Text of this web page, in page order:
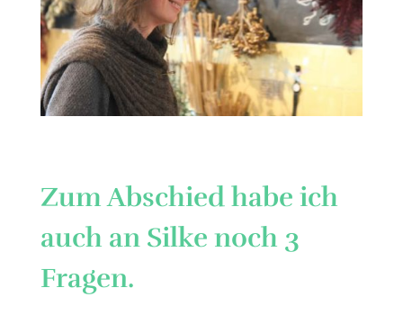
Zum Abschied habe ich
auch an Silke noch 3
Fragen.